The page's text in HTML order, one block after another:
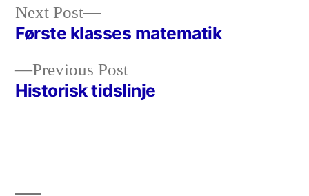
Post
navigation
Previous PostPrevious
post:
Historisk tidslinje
Next Post
Next
post:
Første klasses matematik